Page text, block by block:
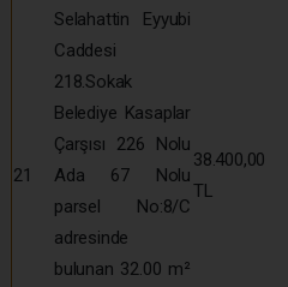
21
Selahattin Eyyubi
Caddesi
218.Sokak
Belediye Kasaplar
Çarşısı 226 Nolu
Ada 67 Nolu
parsel No:8/C
adresinde
bulunan 32.00 m²
38.400,00
TL